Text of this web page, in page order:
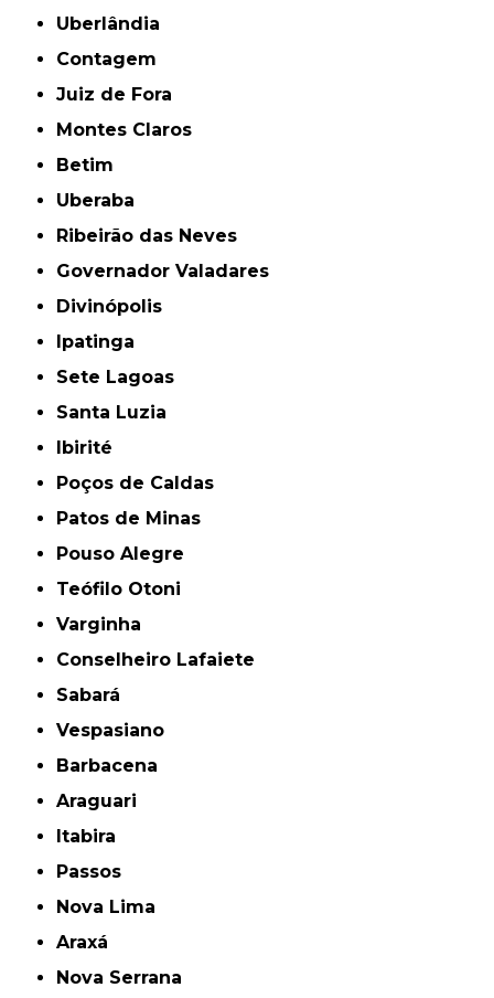
Uberlândia
Contagem
Juiz de Fora
Montes Claros
Betim
Uberaba
Ribeirão das Neves
Governador Valadares
Divinópolis
Ipatinga
Sete Lagoas
Santa Luzia
Ibirité
Poços de Caldas
Patos de Minas
Pouso Alegre
Teófilo Otoni
Varginha
Conselheiro Lafaiete
Sabará
Vespasiano
Barbacena
Araguari
Itabira
Passos
Nova Lima
Araxá
Nova Serrana